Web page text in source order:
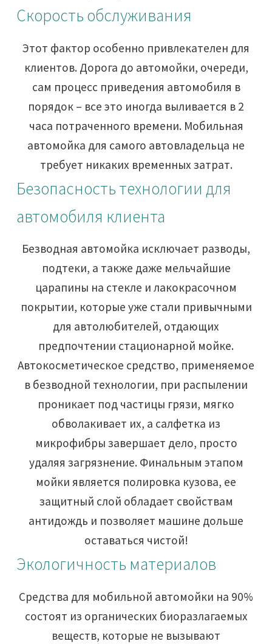
Скорость обслуживания
Этот фактор особенно привлекателен для
клиентов. Дорога до автомойки, очереди,
сам процесс приведения автомобиля в
порядок – все это иногда выливается в 2
часа потраченного времени. Мобильная
автомойка для самого автовладельца не
требует никаких временных затрат.
Безопасность технологии для
автомобиля клиента
Безводная автомойка исключает разводы,
подтеки, а также даже мельчайшие
царапины на стекле и лакокрасочном
покрытии, которые уже стали привычными
для автолюбителей, отдающих
предпочтении стационарной мойке.
Автокосметическое средство, применяемое
в безводной технологии, при распылении
проникает под частицы грязи, мягко
обволакивает их, а салфетка из
микрофибры завершает дело, просто
удаляя загрязнение. Финальным этапом
мойки является полировка кузова, ее
защитный слой обладает свойствам
антидождь и позволяет машине дольше
оставаться чистой!
Экологичность материалов
Средства для мобильной автомойки на 90%
состоят из органических биоразлагаемых
веществ, которые не вызывают